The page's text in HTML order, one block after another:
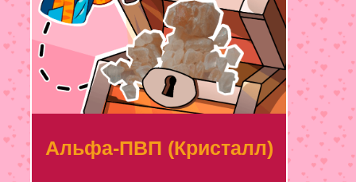
Альфа-ПВП (Кристалл)